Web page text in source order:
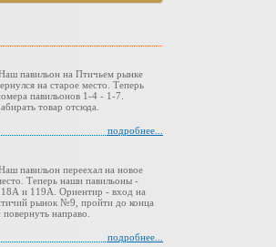
павильон на Птичьем рынке
на старое место. Теперь
павильонов 1-4 - 1-7.
товар отсюда.
подробнее...
павильон переехал на новое
Теперь наши павильоны -
и 119А. Ориентир - вход на
рынок №9, пройти до конца
повернуть направо.
подробнее...